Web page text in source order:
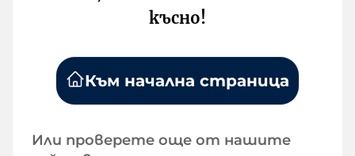
късно!
Към начална страница
Или проверете още от нашите